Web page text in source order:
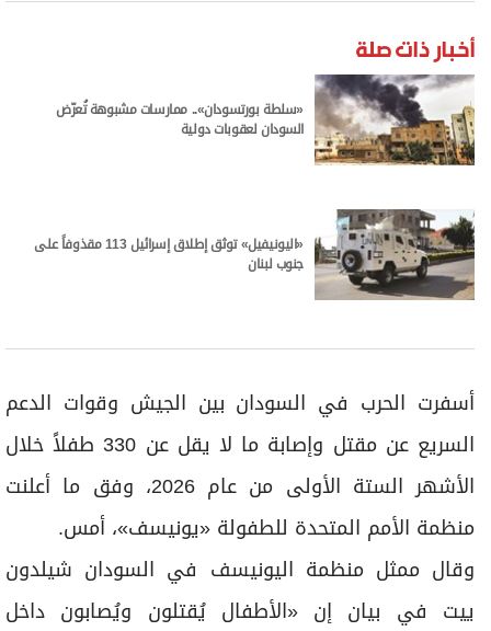
عدد اليوم
مواقيت الصلاة
أخبار ذات صلة
«سلطة بورتسودان».. ممارسات مشبوهة تُعرّض
السودان لعقوبات دولية
«اليونيفيل» توثق إطلاق إسرائيل 113 مقذوفاً على
جنوب لبنان
أسفرت الحرب في السودان بين الجيش وقوات الدعم
السريع عن مقتل وإصابة ما لا يقل عن 330 طفلاً خلال
الأشهر الستة الأولى من عام 2026، وفق ما أعلنت
منظمة الأمم المتحدة للطفولة «يونيسف»، أمس.
وقال ممثل منظمة اليونيسف في السودان شيلدون
ييت في بيان إن «الأطفال يُقتلون ويُصابون داخل